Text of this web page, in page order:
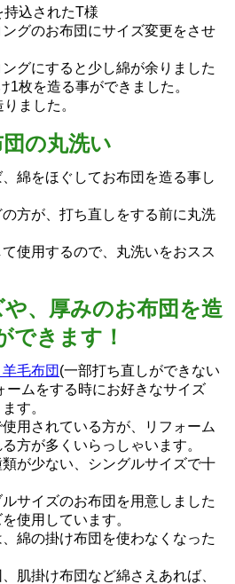
込されたT様
グのお布団にサイズ変更をさせ
グにすると少し綿が余りました
1枚を造る事ができました。
ました。
の丸洗い
綿をほぐしてお布団を造る事し
方が、打ち直しをする前に丸洗
使用するので、丸洗いをおスス
、厚みのお布団を造
できます！
毛布団 (一部打ち直しができない
ームをする時にお好きなサイズ
す。
用されている方が、リフォーム
方が多くいらっしゃいます。
が少ない、シングルサイズで十
サイズのお布団を用意しました
使用しています。
綿の掛け布団を使わなくなった
肌掛け布団など綿さえあれば、